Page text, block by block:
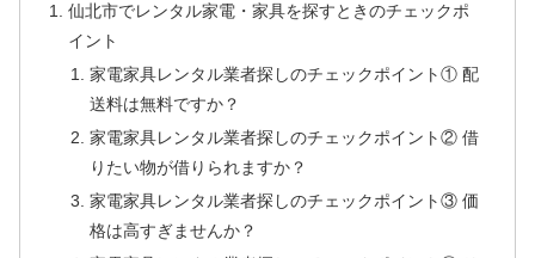
仙北市でレンタル家電・家具を探すときのチェックポ
イント
家電家具レンタル業者探しのチェックポイント① 配
送料は無料ですか？
家電家具レンタル業者探しのチェックポイント② 借
りたい物が借りられますか？
家電家具レンタル業者探しのチェックポイント③ 価
格は高すぎませんか？